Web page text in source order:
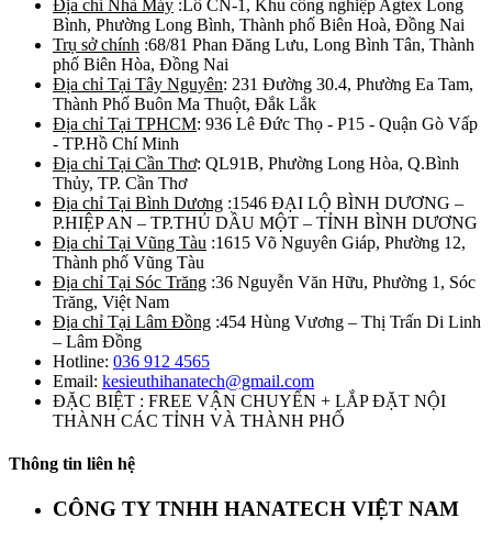
Địa chỉ Nhà Máy :Lô CN-1, Khu công nghiệp Agtex Long
Bình, Phường Long Bình, Thành phố Biên Hoà, Đồng Nai
Trụ sở chính :68/81 Phan Đăng Lưu, Long Bình Tân, Thành
phố Biên Hòa, Đồng Nai
Địa chỉ Tại Tây Nguyên: 231 Đường 30.4, Phường Ea Tam,
Thành Phố Buôn Ma Thuột, Đắk Lắk
Địa chỉ Tại TPHCM: 936 Lê Đức Thọ - P15 - Quận Gò Vấp
- TP.Hồ Chí Minh
Địa chỉ Tại Cần Thơ: QL91B, Phường Long Hòa, Q.Bình
Thủy, TP. Cần Thơ
Địa chỉ Tại Bình Dương :1546 ĐẠI LỘ BÌNH DƯƠNG –
P.HIỆP AN – TP.THỦ DẦU MỘT – TỈNH BÌNH DƯƠNG
Địa chỉ Tại Vũng Tàu :1615 Võ Nguyên Giáp, Phường 12,
Thành phố Vũng Tàu
Địa chỉ Tại Sóc Trăng :36 Nguyễn Văn Hữu, Phường 1, Sóc
Trăng, Việt Nam
Địa chỉ Tại Lâm Đồng :454 Hùng Vương – Thị Trấn Di Linh
– Lâm Đồng
Hotline: 036 912 4565
Email: kesieuthihanatech@gmail.com
ĐẶC BIỆT : FREE VẬN CHUYỂN + LẮP ĐẶT NỘI
THÀNH CÁC TỈNH VÀ THÀNH PHỐ
Thông tin liên hệ
CÔNG TY TNHH HANATECH VIỆT NAM